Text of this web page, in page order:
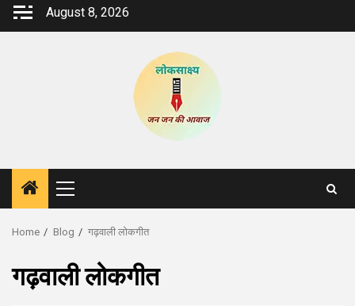
Skip
August 8, 2026
Primary
Menu
Home Blog गढ़वाली लोकगीत
गढ़वाली लोकगीत